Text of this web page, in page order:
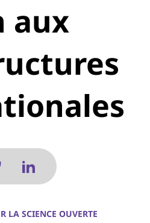
aux
LA SCIENCE OUVERTE